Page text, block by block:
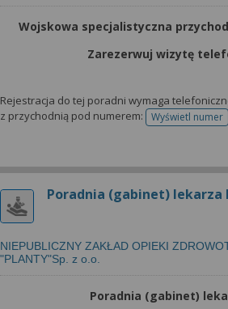
Wojskowa specjalistyczna
Zarezerwuj wizytę
Rejestracja do tej poradni wymaga
z przychodnią pod numerem:
Wyświetl numer
telefonu
Poradnia (gabinet) lekarza
NIEPUBLICZNY ZAKŁAD OPIEKI
"PLANTY"Sp. z o.o.
Poradnia (gabinet)